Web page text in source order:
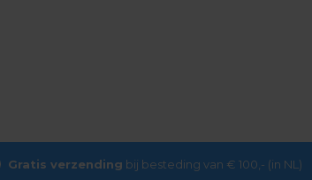
Gratis verzending bij besteding van € 100,- (in NL)